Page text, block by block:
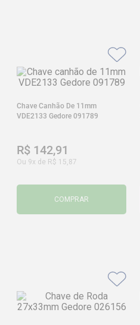
Chave Canhão De 11mm
VDE2133 Gedore 091789
R$ 142,91
Ou 9x de R$ 15 87
COMPRAR